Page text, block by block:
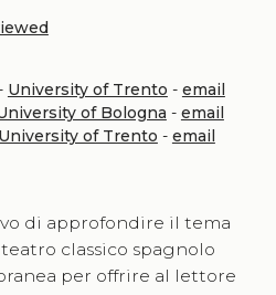
University of Trento - email
of Bologna - email
University of Trento - email
di approfondire il tema
classico spagnolo
per offrire al lettore